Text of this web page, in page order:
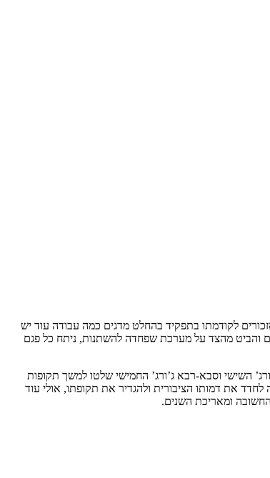
לקודמתו בתפקיד בהחלט מדגים כמה עבודה עוד יש
והביט מהצד על מערכת שפחדה להשתנות, ניתח כל פגם
השישי וסבא-רבא ג’ורג’ החמישי שלטו למשך תקופות
את דמותו הציבורית ולהגדיר את תקופתו, אולי עוד
ומאריכת השנים.